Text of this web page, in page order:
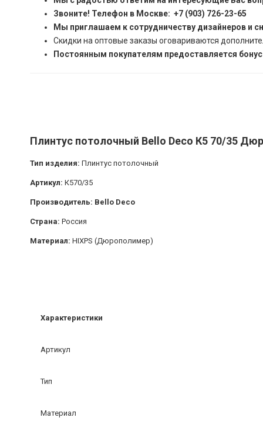
Звоните! Телефон в Москве: +7 (903) 726-23-65
Мы приглашаем к сотрудничеству дизайнеров и
Скидки на оптовые заказы оговариваются
Постоянным покупателям предоставляется
Плинтус потолочный Bello Deco К5 70/35
Тип изделия: Плинтус потолочный
Артикул: К570/35
Производитель: Bello Deco
Страна: Россия
Материал: HIXPS (Дюрополимер)
Характеристики
Артикул
Тип
Материал